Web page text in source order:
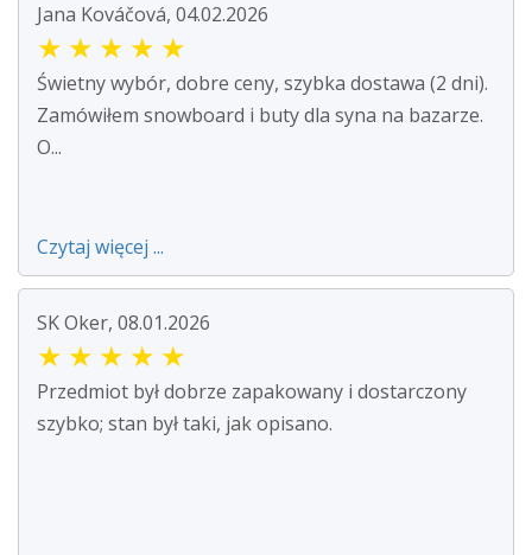
Jana Kováčová, 04.02.2026
★ ★ ★ ★ ★
Świetny wybór, dobre ceny, szybka dostawa (2 dni).
Zamówiłem snowboard i buty dla syna na bazarze.
O...
Czytaj więcej ...
SK Oker, 08.01.2026
★ ★ ★ ★ ★
Przedmiot był dobrze zapakowany i dostarczony
szybko; stan był taki, jak opisano.